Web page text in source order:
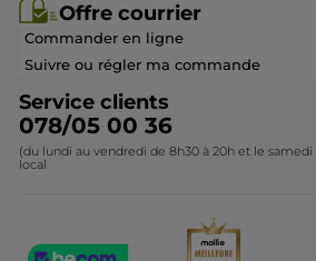
Collection de Noël
Questions & Réponses
Contactez-nous
Devenir franchisé ou gérant
Offre courrier
Commander en ligne
Suivre ou régler ma commande
Service clients
078/05 00 36
(du lundi au vendredi de 8h30 à 20h et le samedi
local